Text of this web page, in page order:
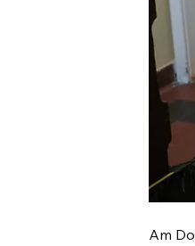
Am